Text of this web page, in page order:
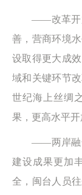
——改革开
善，营商环境
设取得更大成
域和关键环节
世纪海上丝绸
果，更高水平开
——两岸融
建设成果更加
全，闽台人员